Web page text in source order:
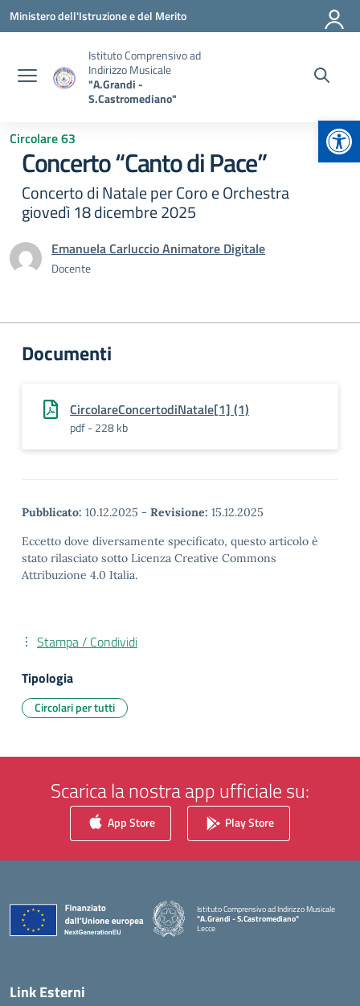
Vai ai contenuti
Vai al menu di navigazione
Vai al footer
Ministero dell'Istruzione e del Merito
Istituto Comprensivo ad
Indirizzo Musicale
"A.Grandi -
S.Castromediano"
Circolare 63
Concerto “Canto di Pace”
Concerto di Natale per Coro e Orchestra
giovedì 18 dicembre 2025
Emanuela Carluccio Animatore Digitale
Docente
Documenti
CircolareConcertodiNatale[1] (1)
pdf - 228 kb
Pubblicato: 10.12.2025 - Revisione: 15.12.2025
Eccetto dove diversamente specificato, questo articolo è
stato rilasciato sotto Licenza Creative Commons
Attribuzione 4.0 Italia.
Stampa / Condividi
Tipologia
Circolari per tutti
Scarica la nostra app ufficiale su:
App Store Play Store
Istituto Comprensivo ad Indirizzo Musicale
"A.Grandi - S.Castromediano"
Lecce
Link Esterni